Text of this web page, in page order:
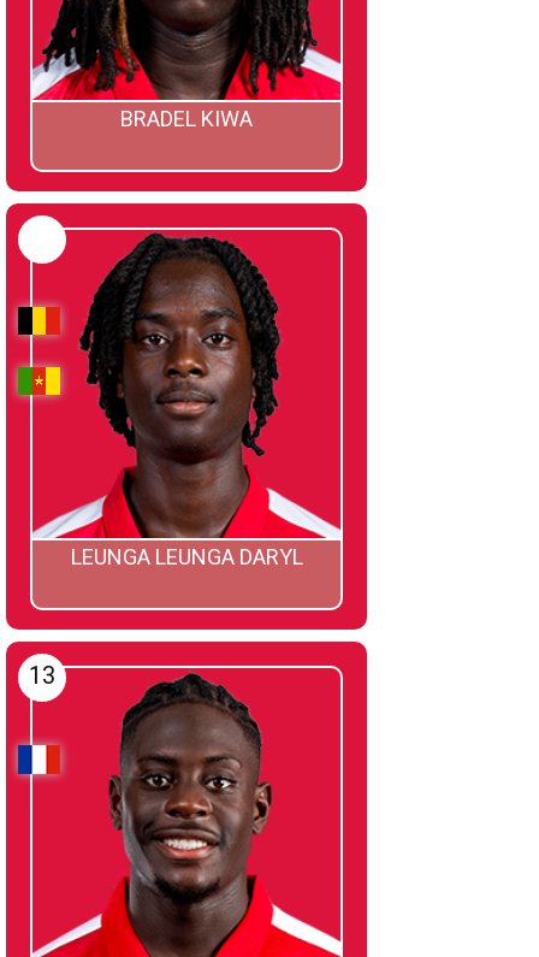
BRADEL KIWA
LEUNGA LEUNGA DARYL
13